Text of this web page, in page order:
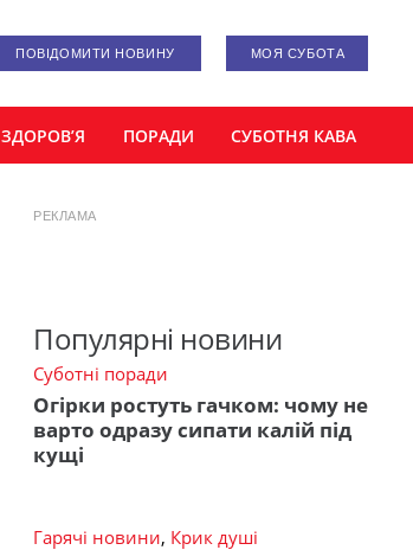
ПОВІДОМИТИ НОВИНУ МОЯ СУБОТА
ЗДОРОВ’Я ПОРАДИ СУБОТНЯ КАВА
РЕКЛАМА
Популярні новини
Суботні поради
Огірки ростуть гачком: чому не
варто одразу сипати калій під
кущі
Гарячі новини, Крик душі